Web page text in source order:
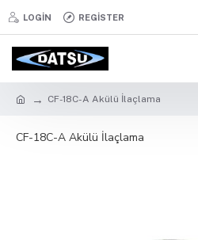
LOGIN REGISTER
CF-18C-A Akülü İlaçlama
CF-18C-A Akülü İlaçlama